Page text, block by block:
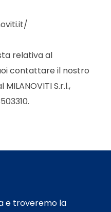
relativa al
contattare il nostro
S.r.l.,
e troveremo la